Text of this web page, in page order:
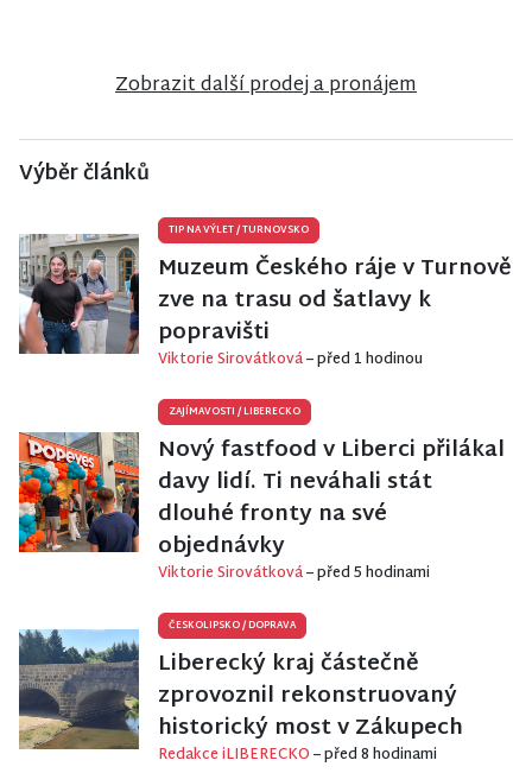
Zobrazit další prodej a pronájem
Výběr článků
TIP NA VÝLET/TURNOVSKO
Muzeum Českého ráje v Turnově
zve na trasu od šatlavy k
popravišti
Viktorie Sirovátková– před 1 hodinou
ZAJÍMAVOSTI /LIBERECKO
Nový fastfood v Liberci přilákal
davy lidí. Ti neváhali stát
dlouhé fronty na své
objednávky
Viktorie Sirovátková– před 5 hodinami
ČESKOLIPSKO/DOPRAVA
Liberecký kraj částečně
zprovoznil rekonstruovaný
historický most v Zákupech
Redakce iLIBERECKO– před 8 hodinami